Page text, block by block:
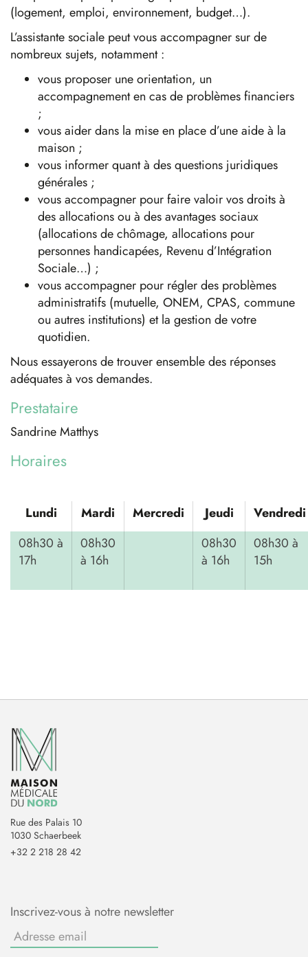
(logement, emploi, environnement, budget…).
L’assistante sociale peut vous accompagner sur de
nombreux sujets, notamment :
vous proposer une orientation, un
accompagnement en cas de problèmes financiers
;
vous aider dans la mise en place d’une aide à la
maison ;
vous informer quant à des questions juridiques
générales ;
vous accompagner pour faire valoir vos droits à
des allocations ou à des avantages sociaux
(allocations de chômage, allocations pour
personnes handicapées, Revenu d’Intégration
Sociale…) ;
vous accompagner pour régler des problèmes
administratifs (mutuelle, ONEM, CPAS, commune
ou autres institutions) et la gestion de votre
quotidien.
Nous essayerons de trouver ensemble des réponses
adéquates à vos demandes.
Prestataire
Sandrine Matthys
Horaires
Lundi Mardi Mercredi Jeudi
Vendredi
08h30 à
17h
08h30
à 16h
08h30
à 16h
08h30 à
15h
Rue des Palais 10
1030 Schaerbeek
+32 2 218 28 42
Inscrivez-vous à notre newsletter
Adresse